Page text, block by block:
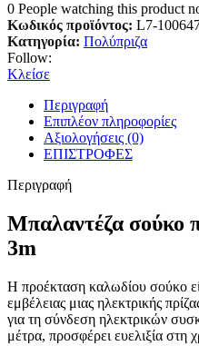
0 People watching this product
Κωδικός προϊόντος: L7-
Κατηγορία: Πολύπριζα
Follow:
Κλείσε
Περιγραφή
Επιπλέον πληροφορίες
Αξιολογήσεις (0)
ΕΠΙΣΤΡΟΦΕΣ
Περιγραφή
Μπαλαντέζα σούκο
3m
Η προέκταση καλωδίου σούκο
εμβέλειας μιας ηλεκτρικής
για τη σύνδεση ηλεκτρικών
μέτρα, προσφέρει ευελιξία στη